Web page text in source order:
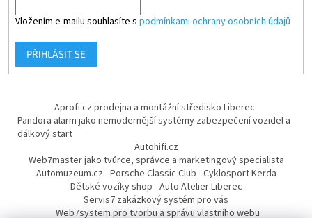
Vložením e-mailu souhlasíte s podmínkami ochrany osobních údajů
PŘIHLÁSIT SE
Aprofi.cz prodejna a montážní středisko Liberec
Pandora alarm jako nemodernější systémy zabezpečení vozidel a
dálkový start
Autohifi.cz
Web7master jako tvůrce, správce a marketingový specialista
Automuzeum.cz Porsche Classic Club Cyklosport Kerda
Dětské vozíky shop Auto Atelier Liberec
Servis7 zakázkový systém pro vás
Web7system pro tvorbu a správu vlastního webu